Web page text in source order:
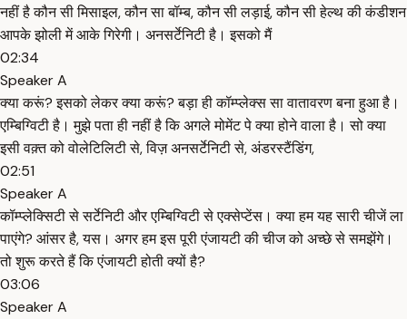
नहीं है कौन सी मिसाइल, कौन सा बॉम्ब, कौन सी लड़ाई, कौन सी हेल्थ की कंडीशन
आपके झोली में आके गिरेगी। अनसर्टेनिटी है। इसको मैं
02:34
Speaker A
क्या करूं? इसको लेकर क्या करूं? बड़ा ही कॉम्प्लेक्स सा वातावरण बना हुआ है।
एम्बिग्विटी है। मुझे पता ही नहीं है कि अगले मोमेंट पे क्या होने वाला है। सो क्या
इसी वक़्त को वोलेटिलिटी से, विज़ अनसर्टेनिटी से, अंडरस्टैंडिंग,
02:51
Speaker A
कॉम्प्लेक्सिटी से सर्टेनिटी और एम्बिग्विटी से एक्सेप्टेंस। क्या हम यह सारी चीजें ला
पाएंगे? आंसर है, यस। अगर हम इस पूरी एंजायटी की चीज को अच्छे से समझेंगे।
तो शुरू करते हैं कि एंजायटी होती क्यों है?
03:06
Speaker A